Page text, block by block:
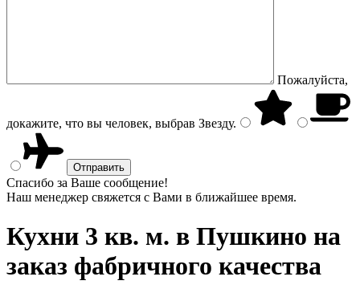
Пожалуйста,
докажите, что вы человек, выбрав Звезду.
Спасибо за Ваше сообщение!
Наш менеджер свяжется с Вами в ближайшее время.
Кухни 3 кв. м. в Пушкино на
заказ фабричного качества